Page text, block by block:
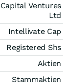
Ventures
Ltd
Intellivate Cap
Registered Shs
Aktien
Stammaktien